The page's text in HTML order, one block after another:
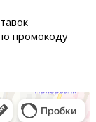
промокоду